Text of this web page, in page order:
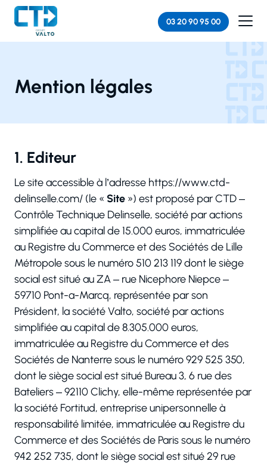
03 20 90 95 00
Accueil Mention légales
Mention légales
1. Editeur
Le site accessible à l’adresse https://www.ctd-
delinselle.com/ (le « Site ») est proposé par CTD –
Contrôle Technique Delinselle, société par actions
simplifiée au capital de 15.000 euros, immatriculée
au Registre du Commerce et des Sociétés de Lille
Métropole sous le numéro 510 213 119 dont le siège
social est situé au ZA – rue Nicephore Niepce –
59710 Pont-a-Marcq, représentée par son
Président, la société Valto, société par actions
simplifiée au capital de 8.305.000 euros,
immatriculée au Registre du Commerce et des
Sociétés de Nanterre sous le numéro 929 525 350,
dont le siège social est situé Bureau 3, 6 rue des
Bateliers – 92110 Clichy, elle-même représentée par
la société Fortitud, entreprise unipersonnelle à
responsabilité limitée, immatriculée au Registre du
Commerce et des Sociétés de Paris sous le numéro
942 252 735, dont le siège social est situé 29 rue
Panneau de gestion des cookies